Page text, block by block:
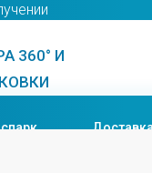
360° И